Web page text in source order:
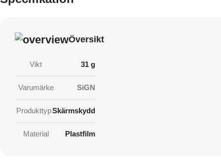
Översikt
Vikt 31 g
Varumärke SiGN
ProdukttypSkärmskydd
Material Plastfilm